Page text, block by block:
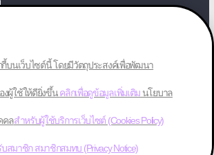
reserved.
กี้บนเว็บไซต์นี้ โดยมีวัตถุประสงค์เพื่อพัฒนา
ผู้ใช้ให้ดียิ่งขึ้นคลิกเพื่อดูข้อมูลเพิ่มเติม นโยบาล
คลสำหรับผู้ใช้บริการเว็บไซต์ (Cookies Policy)
สมาชิก สมาชิกสมทบ (Privacy Notice)